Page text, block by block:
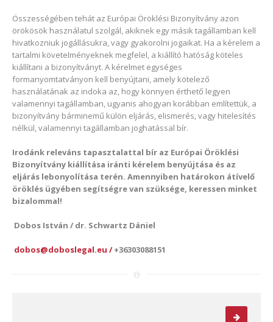
Összességében tehát az Európai Öröklési Bizonyítvány azon
örökösök használatul szolgál, akiknek egy másik tagállamban kell
hivatkozniuk jogállásukra, vagy gyakorolni jogaikat. Ha a kérelem a
tartalmi követelményeknek megfelel, a kiállító hatóság köteles
kiállítani a bizonyítványt. A kérelmet egységes
formanyomtatványon kell benyújtani, amely kötelező
használatának az indoka az, hogy könnyen érthető legyen
valamennyi tagállamban, ugyanis ahogyan korábban említettük, a
bizonyítvány bárminemű külön eljárás, elismerés, vagy hitelesítés
nélkül, valamennyi tagállamban joghatással bír.
Irodánk releváns tapasztalattal bír az Európai Öröklési
Bizonyítvány kiállítása iránti kérelem benyújtása és az
eljárás lebonyolítása terén. Amennyiben határokon átívelő
öröklés ügyében segítségre van szüksége, keressen minket
bizalommal!
Dobos István / dr. Schwartz Dániel
dobos@doboslegal.eu /+36303088151